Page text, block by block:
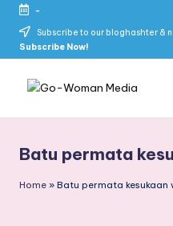
Skip
-
Subscribe to our bloghashter &
Subscribe Now!
-
W
Untuk
Wanita
Indonesia
Batu permata
Home » Batu permata kesukaan